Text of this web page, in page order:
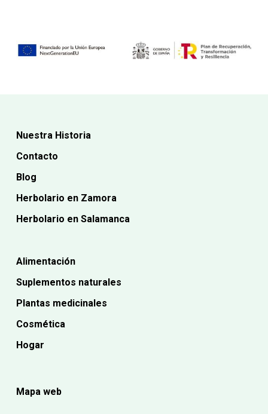
Nuestra Historia
Contacto
Blog
Herbolario en Zamora
Herbolario en Salamanca
Alimentación
Suplementos naturales
Plantas medicinales
Cosmética
Hogar
Mapa web